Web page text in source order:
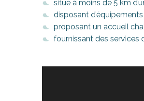
situé à moins de 5 km
disposant
proposant un accueil
fournissant des services